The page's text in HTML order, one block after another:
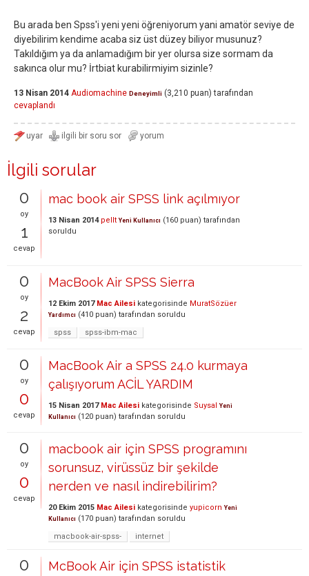
Bu arada ben Spss'i yeni yeni öğreniyorum yani amatör seviye de
diyebilirim kendime acaba siz üst düzey biliyor musunuz?
Takıldığım ya da anlamadığım bir yer olursa size sormam da
sakınca olur mu? İrtbiat kurabilirmiyim sizinle?
13 Nisan 2014 Audiomachine Deneyimli (3,210 puan) tarafından
cevaplandı
İlgili sorular
0
oy
1
cevap
mac book air SPSS link açılmıyor
13 Nisan 2014 pellt Yeni Kullanıcı (160 puan) tarafından
soruldu
0
oy
2
cevap
MacBook Air SPSS Sierra
12 Ekim 2017 Mac Ailesi kategorisinde MuratSözüer
Yardımcı (410 puan) tarafından soruldu
spss
spss-ibm-mac
0
oy
0
cevap
MacBook Air a SPSS 24.0 kurmaya
çalışıyorum ACİL YARDIM
15 Nisan 2017 Mac Ailesi kategorisinde Suysal Yeni
Kullanıcı (120 puan) tarafından soruldu
0
oy
0
cevap
macbook air için SPSS programını
sorunsuz, virüssüz bir şekilde
nerden ve nasıl indirebilirim?
20 Ekim 2015 Mac Ailesi kategorisinde yupicorn Yeni
Kullanıcı (170 puan) tarafından soruldu
macbook-air-spss-
internet
0
McBook Air için SPSS istatistik